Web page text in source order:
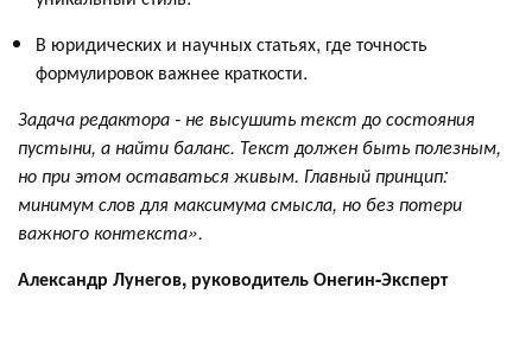
В юридических и научных статьях, где точность
формулировок важнее краткости.
Задача редактора - не высушить текст до состояния
пустыни, а найти баланс. Текст должен быть полезным,
но при этом оставаться живым. Главный принцип:
минимум слов для максимума смысла, но без потери
важного контекста».
Александр Лунегов, руководитель Онегин-Эксперт